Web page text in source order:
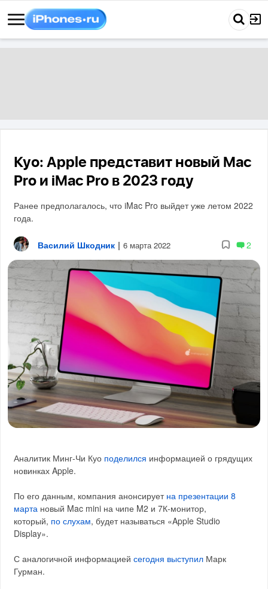
Куо: Apple представит новый Mac
Pro и iMac Pro в 2023 году
Ранее предполагалось, что iMac Pro выйдет уже летом 2022
года.
Василий Шкодник | 6 марта 2022 2
Аналитик Минг-Чи Куо поделился информацией о грядущих
новинках Apple.
По его данным, компания анонсирует на презентации 8
марта новый Mac mini на чипе M2 и 7К-монитор,
который, по слухам, будет называться «Apple Studio
Display».
С аналогичной информациейсегодня выступил Марк
Гурман.